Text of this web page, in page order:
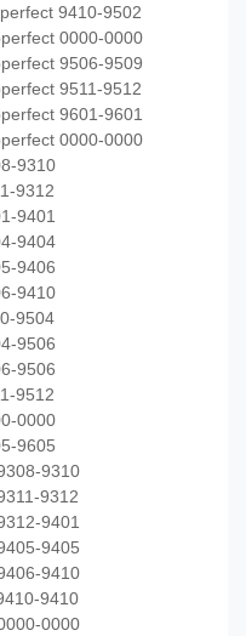
9410-9502
0000-0000
9506-9509
9511-9512
9601-9601
0000-0000
9310
9312
9401
9404
9406
9410
9504
9506
9506
9512
0000
9605
9310
9312
9401
9405
9410
9410
0000